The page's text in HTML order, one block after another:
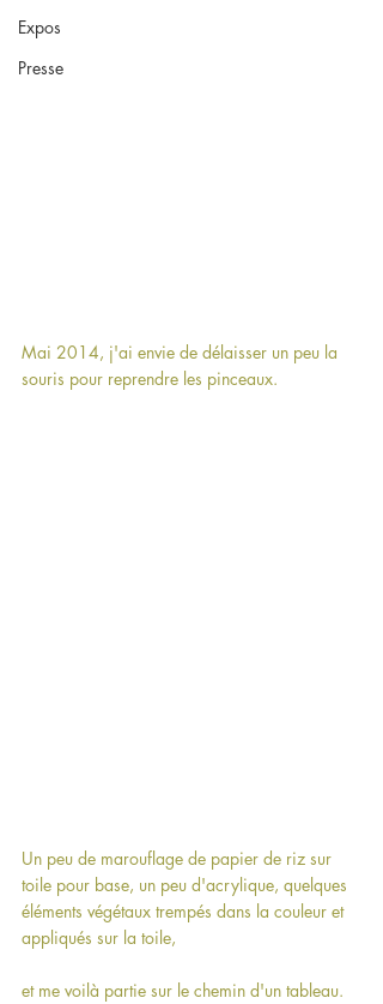
Expos
Presse
Mai 2014, j'ai envie de délaisser un peu la
souris pour reprendre les pinceaux.
Un peu de marouflage de papier de riz sur
toile pour base, un peu d'acrylique, quelques
éléments végétaux trempés dans la couleur et
appliqués sur la toile,
et me voilà partie sur le chemin d'un tableau.